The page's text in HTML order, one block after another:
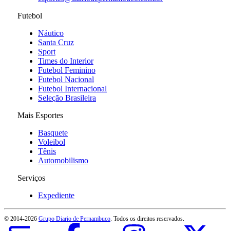
Futebol
Náutico
Santa Cruz
Sport
Times do Interior
Futebol Feminino
Futebol Nacional
Futebol Internacional
Seleção Brasileira
Mais Esportes
Basquete
Voleibol
Tênis
Automobilismo
Serviços
Expediente
© 2014-2026 Grupo Diario de Pernambuco . Todos os direitos reservados.